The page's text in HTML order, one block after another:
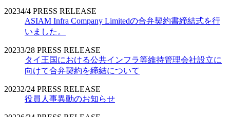
20234/4 PRESS RELEASE
ASIAM Infra Company Limitedの合弁契約書締結式を行
いました。
20233/28 PRESS RELEASE
タイ王国における公共インフラ等維持管理会社設立に
向けて合弁契約を締結について
20232/24 PRESS RELEASE
役員人事異動のお知らせ